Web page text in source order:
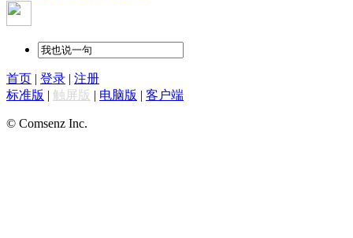
首页 | 登录 | 注册
标准版 | 触屏版 | 电脑版 | 客户端
© Comsenz Inc.